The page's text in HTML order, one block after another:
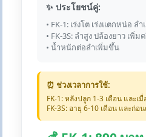
✨ ประโยชน์คู่:
• FK-1: เร่งโต เร่งแตกหน่อ ล
• FK-3S: ลำสูง ปล้องยาว เพิ่ม
• น้ำหนักต่อลำเพิ่มขึ้น
⏰ ช่วงเวลาการใช้:
FK-1: หลังปลูก 1-3 เดือน และเ
FK-3S: อายุ 6-10 เดือน และก่อ